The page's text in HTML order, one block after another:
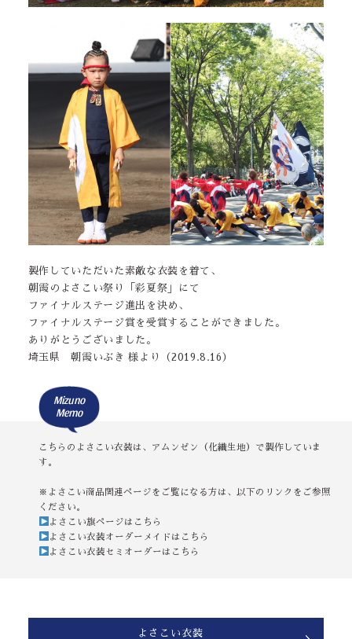
製作していただいた素敵な衣装を着て、
朝霞のよさこい祭り「彩夏祭」にて
ファイナルステージ進出を決め、
ファイナルステージ賞を受賞することができました。
ありがとうございました。
埼玉県 朝霞いぶき 様より（2019.8.16）
こちらのよさこい衣装は、アムンゼン（化繊生地）で製作していま
す。
※よさこい商品関連ページをご覧になる方は、以下のリンクをご参照
ください。
よさこい旗ページはこちら
よさこい衣装オーダーメイドはこちら
よさこい衣装セミオーダーはこちら
Mizuno
Memo
よさこい衣装